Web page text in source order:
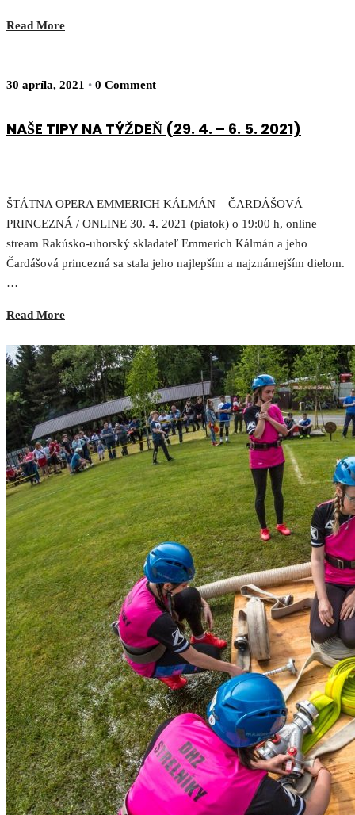
Read More
30 apríla, 2021 • 0 Comment
NAŠE TIPY NA TÝŽDEŇ (29. 4. – 6. 5. 2021)
ŠTÁTNA OPERA EMMERICH KÁLMÁN – ČARDÁŠOVÁ
PRINCEZNÁ / ONLINE 30. 4. 2021 (piatok) o 19:00 h, online
stream Rakúsko-uhorský skladateľ Emmerich Kálmán a jeho
Čardášová princezná sa stala jeho najlepším a najznámejším dielom.
…
Read More